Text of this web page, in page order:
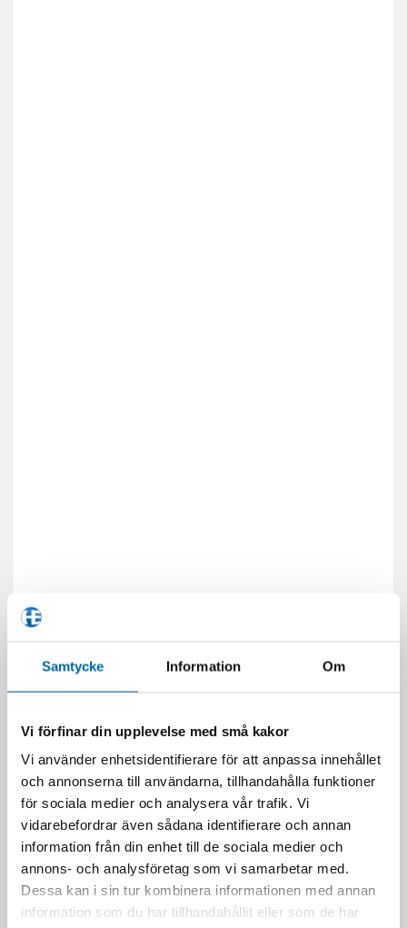
Samtycke Information Om
Vi förfinar din upplevelse med små kakor
Vi använder enhetsidentifierare för att anpassa innehållet
och annonserna till användarna, tillhandahålla funktioner
för sociala medier och analysera vår trafik. Vi
vidarebefordrar även sådana identifierare och annan
information från din enhet till de sociala medier och
annons- och analysföretag som vi samarbetar med.
Dessa kan i sin tur kombinera informationen med annan
information som du har tillhandahållit eller som de har
RELATERADE PRODUKTER
SLUT I LAGER